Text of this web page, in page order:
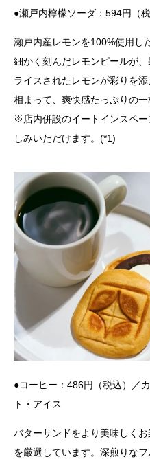
●瀬戸内檸檬ソーダ：594円（税
瀬戸内産レモンを100%使用し
細かく刻んだレモンピールが
ライスされたレモンが彩りを
相まって、爽快感たっぷりの一
※店内併設のイートインスペ
しみいただけます。(*1)
●コーヒー：486円（税込）／
ト・アイス
バターサンドをより美味しく
を厳選しています。深煎りな